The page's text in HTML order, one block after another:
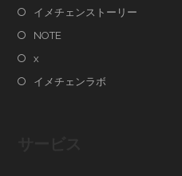
イメチェンストーリー
NOTE
x
イメチェンラボ